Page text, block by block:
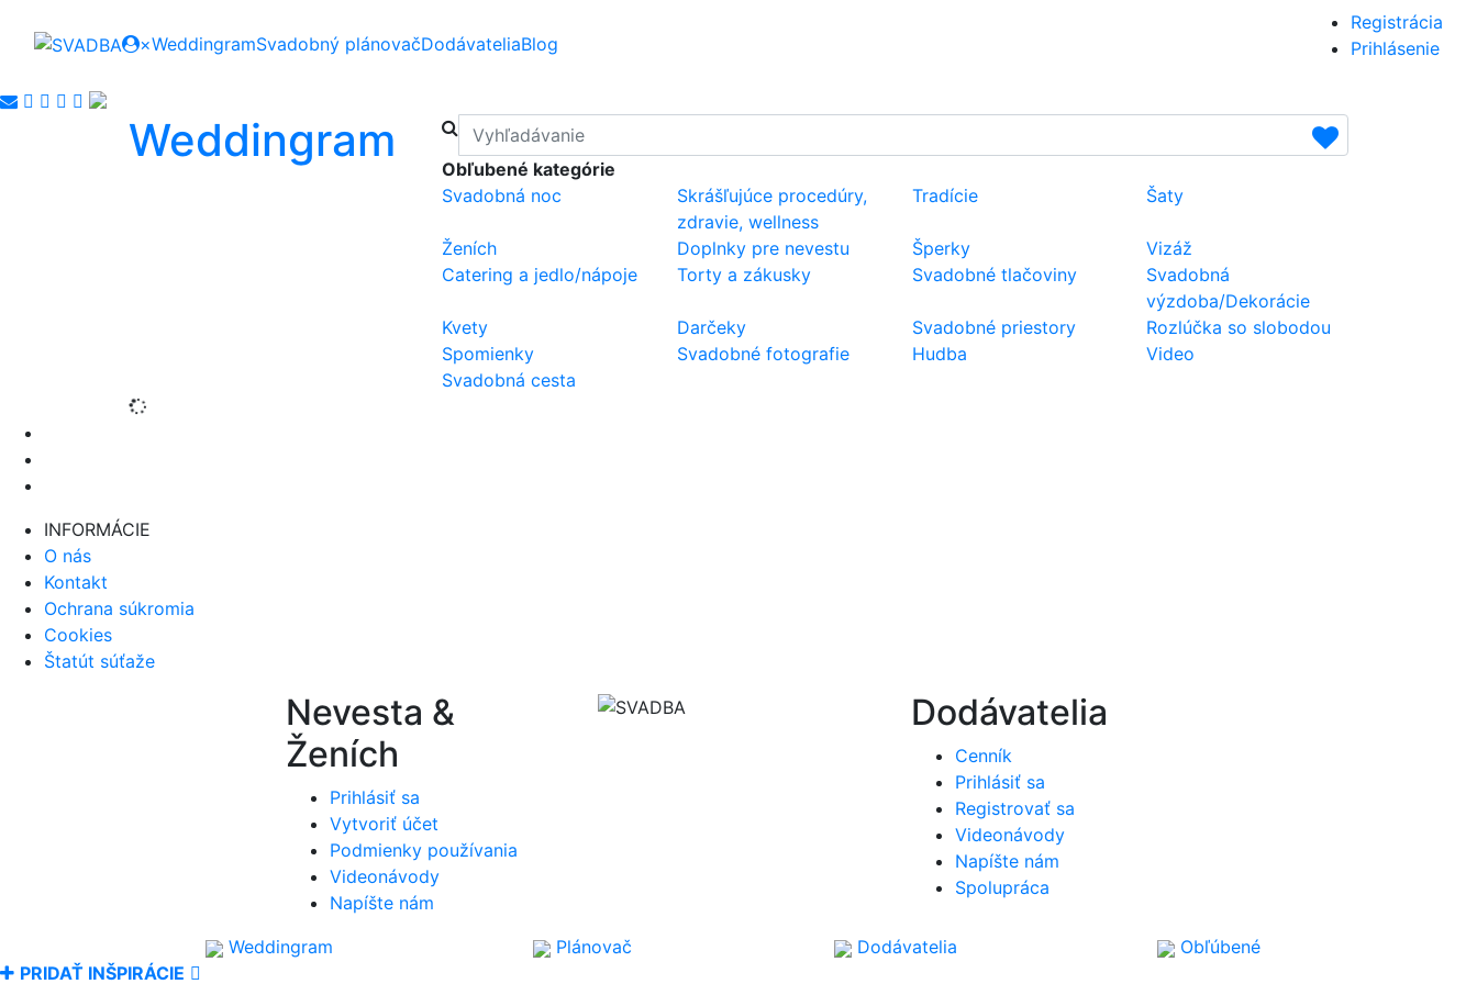
×WeddingramSvadobný plánovačDodávateliaBlog
Registrácia
Prihlásenie
Weddingram
Obľubené kategórie
Svadobná noc
Skrášľujúce procedúry,
zdravie, wellness
Tradície Šaty
Ženích Doplnky pre nevestu Šperky
Vizáž
Catering a jedlo/nápoje
Torty a zákusky Svadobné tlačoviny
Svadobná
výzdoba/Dekorácie
Kvety
Darčeky Svadobné priestory
Rozlúčka so slobodou
Spomienky
Svadobné fotografie Hudba
Video
Svadobná cesta
INFORMÁCIE
O nás
Kontakt
Ochrana súkromia
Cookies
Štatút súťaže
Nevesta &
Ženích
Prihlásiť sa
Vytvoriť účet
Podmienky používania
Videonávody
Napíšte nám
Dodávatelia
Cenník
Prihlásiť sa
Registrovať sa
Videonávody
Napíšte nám
Spolupráca
Weddingram Plánovač Dodávatelia
Obľúbené
PRIDAŤ INŠPIRÁCIE